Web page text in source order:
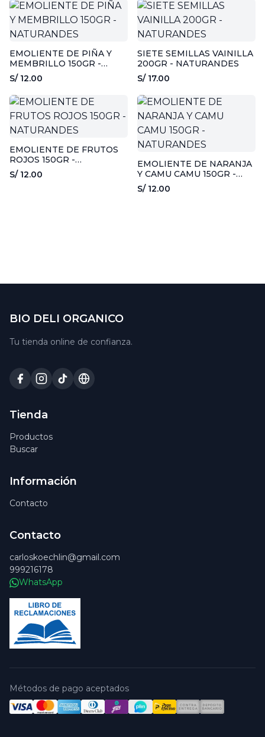
EMOLIENTE DE PIÑA Y
MEMBRILLO 150GR -
NATURANDES
S/ 12.00
SIETE SEMILLAS VAINILLA
200GR - NATURANDES
S/ 17.00
EMOLIENTE DE FRUTOS
ROJOS 150GR -
NATURANDES
S/ 12.00
EMOLIENTE DE NARANJA
Y CAMU CAMU 150GR -
NATURANDES
S/ 12.00
BIO DELI ORGANICO
Tu tienda online de confianza.
Tienda
Productos
Buscar
Información
Contacto
Contacto
carloskoechlin@gmail.com
999216178
WhatsApp
Métodos de pago aceptados